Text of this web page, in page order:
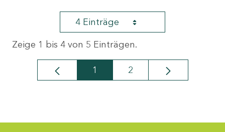
4 Einträge
Zeige 1 bis 4 von 5 Einträgen.
Seite
1 Seite
2